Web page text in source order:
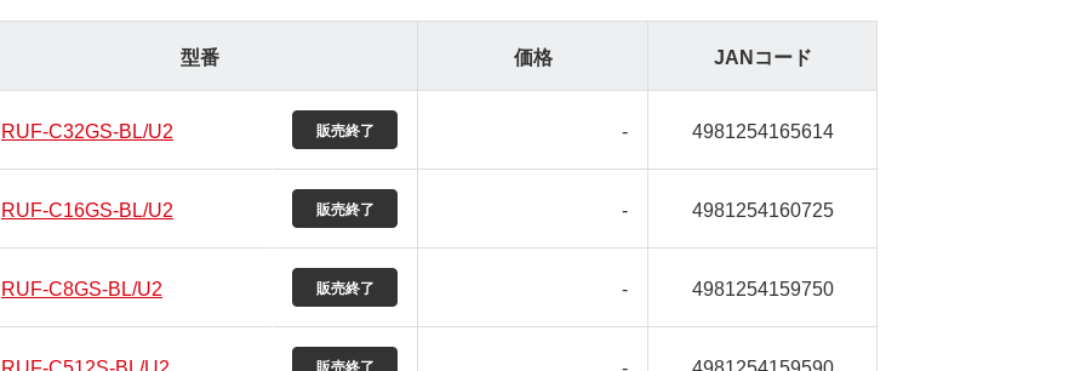
型番 価格 JANコード
RUF-C32GS-BL/U2 - 4981254165614
RUF-C16GS-BL/U2 - 4981254160725
RUF-C8GS-BL/U2 - 4981254159750